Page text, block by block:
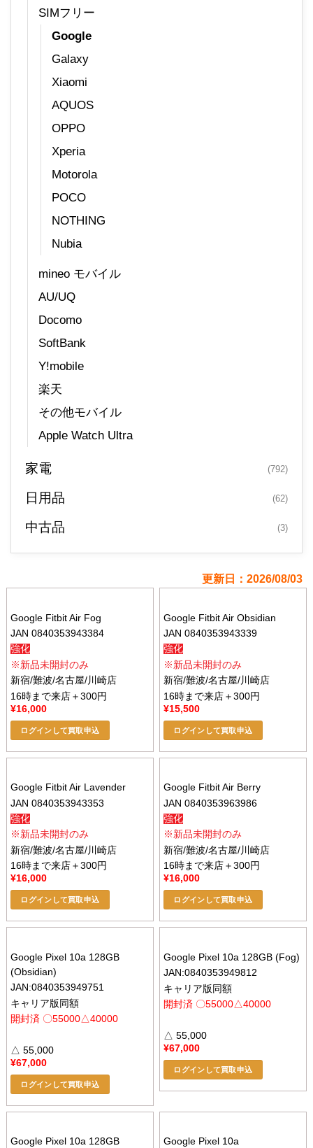
SIMフリー
Google
Galaxy
Xiaomi
AQUOS
OPPO
Xperia
Motorola
POCO
NOTHING
Nubia
mineo モバイル
AU/UQ
Docomo
SoftBank
Y!mobile
楽天
その他モバイル
Apple Watch Ultra
家電 (792)
日用品 (62)
中古品 (3)
更新日：2026/08/03
Google Fitbit Air Fog
JAN 0840353943384
強化
※新品未開封のみ
新宿/難波/名古屋/川崎店
16時まで来店＋300円
¥16,000
ログインして買取申込
Google Fitbit Air Obsidian
JAN 0840353943339
強化
※新品未開封のみ
新宿/難波/名古屋/川崎店
16時まで来店＋300円
¥15,500
ログインして買取申込
Google Fitbit Air Lavender
JAN 0840353943353
強化
※新品未開封のみ
新宿/難波/名古屋/川崎店
16時まで来店＋300円
¥16,000
ログインして買取申込
Google Fitbit Air Berry
JAN 0840353963986
強化
※新品未開封のみ
新宿/難波/名古屋/川崎店
16時まで来店＋300円
¥16,000
ログインして買取申込
Google Pixel 10a 128GB
(Obsidian)
JAN:0840353949751
キャリア版同額
開封済 〇55000△40000
△ 55,000
¥67,000
ログインして買取申込
Google Pixel 10a 128GB (Fog)
JAN:0840353949812
キャリア版同額
開封済 〇55000△40000
△ 55,000
¥67,000
ログインして買取申込
Google Pixel 10a 128GB
Google Pixel 10a